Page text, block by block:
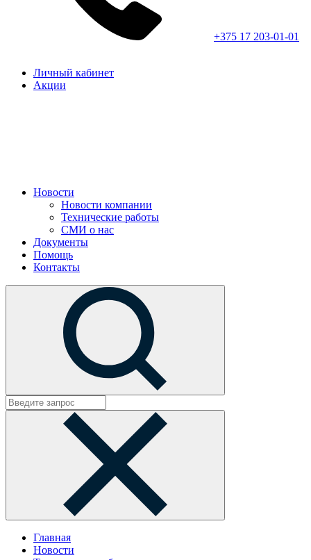
+375 17 203-01-01
Личный кабинет
Акции
Новости
Новости компании
Технические работы
СМИ о нас
Документы
Помощь
Контакты
Главная
Новости